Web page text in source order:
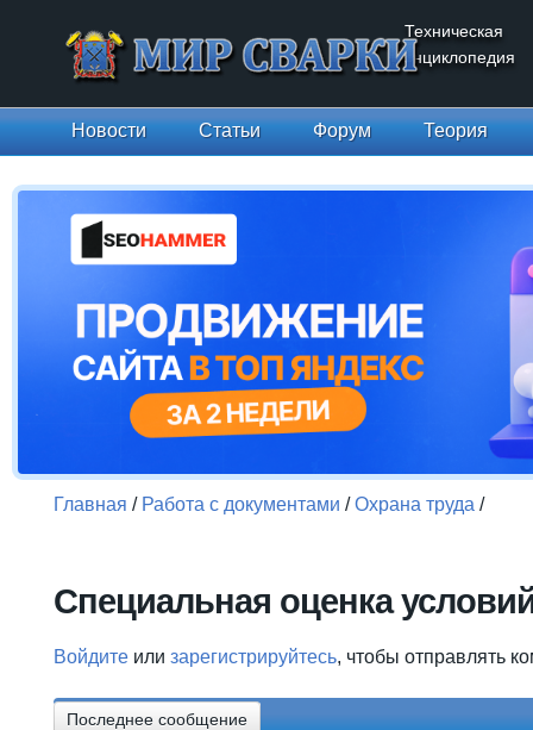
Техническая
энциклопедия
Новости Статьи Форум Теория
Главная / Работа с документами /Охрана труда /
Специальная оценка
Войдите или зарегистрируйтесь, чтобы отправлять
Последнее сообщение